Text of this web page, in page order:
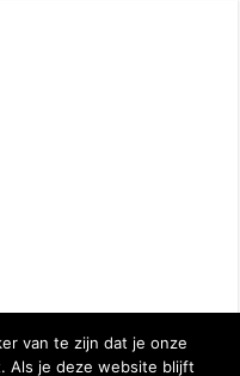
van te zijn dat je onze
Als je deze website blijft